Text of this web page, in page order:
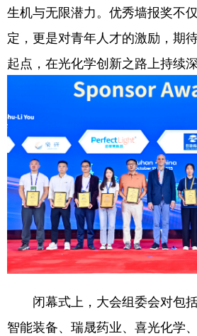
生机与无限潜力。优秀墙报奖不
定，更是对青年人才的激励，期
起点，在光化学创新之路上持续深
闭幕式上，大会组委会对包
智能装备、瑞晟药业、喜光化学、